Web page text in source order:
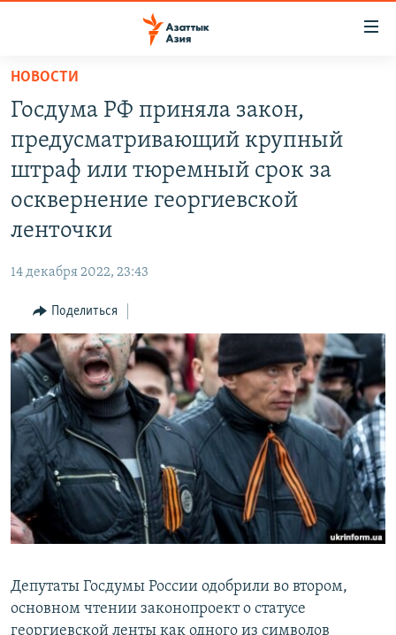
Вернуться
основному
содержанию
Вернутся
главной
навигации
КАЗАХСТАН
КЫРГЫЗСТАН
НОВОСТИ
ВОЙНА В УКРАИНЕ
ТОҶИКӢ
TÜRKMENÇE
ПОДПИШИТЕСЬ НА НАС В СОЦСЕТЯХ
Все сайты РСЕ/РС
НОВОСТИ
Госдума РФ приняла закон,
предусматривающий крупный
штраф или тюремный срок за
осквернение георгиевской
ленточки
14 декабря 2022, 23:43
Поделиться
Депутаты Госдумы России одобрили во втором,
основном чтении законопроект о статусе
георгиевской ленты как одного из символов